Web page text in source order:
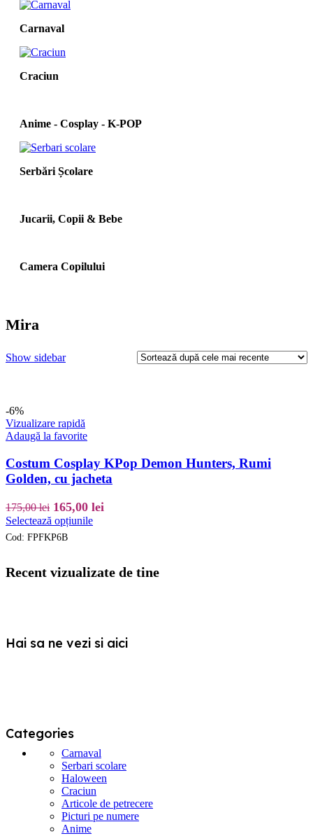
Carnaval
Craciun
Anime - Cosplay - K‑POP
Serbări Școlare
Jucarii, Copii & Bebe
Camera Copilului
Mira
Show sidebar
-6%
Vizualizare rapidă
Adaugă la favorite
Costum Cosplay KPop Demon Hunters, Rumi
Golden, cu jacheta
175,00lei Prețul
inițial
a
175,00 lei.
165,00 lei
Selectează opțiunileAcest
multe
în
Cod: FPFKP6B
Recent vizualizate de tine
Hai sa ne vezi si aici
Categories
Carnaval
Serbari scolare
Haloween
Craciun
Articole de petrecere
Picturi pe numere
Anime